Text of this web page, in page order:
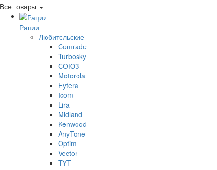
Все товары
Рации
Любительские
Comrade
Turbosky
СОЮЗ
Motorola
Hytera
Icom
Lira
Midland
Kenwood
AnyTone
Optim
Vector
TYT